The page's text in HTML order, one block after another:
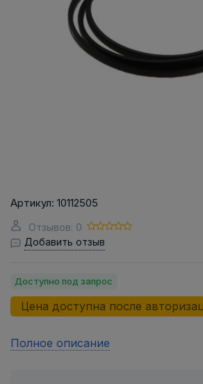
Артикул: 10112505
Отзывов: 0
Добавить отзыв
Доступно под запрос
Цена доступна после
Полное описание